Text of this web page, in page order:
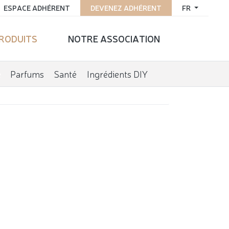
FR
DEVENEZ ADHÉRENT
ESPACE ADHÉRENT
NOTRE ASSOCIATION
Parfums Santé Ingrédients DIY